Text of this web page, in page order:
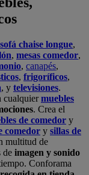
sofá chaise longue,
, mesas comedor,
, canapés,
, frigoríficos,
, y televisiones.
cualquiermuebles
. Crea el
de comedor y
comedor y sillas de
multitud de
de imagen y sonido
Conforama